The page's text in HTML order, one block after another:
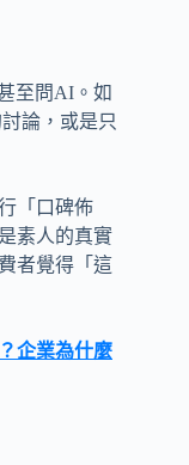
至問AI。如
論，或是只
「口碑佈
素人的真實
者覺得「這
企業為什麼